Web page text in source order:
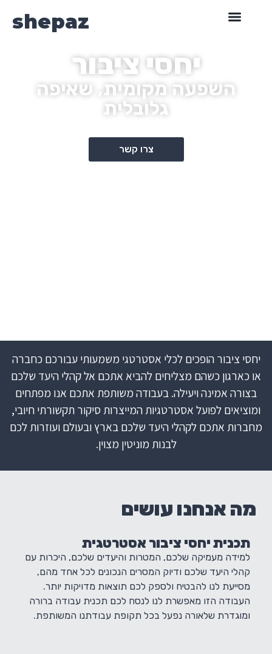
shepaz
יחסי ציבור
השפעה מקומית, שאיפה
גלובלית
צרו קשר
יחסי ציבור הופכים לכלי אסטרטגי משמעותי עבורכם כחברה
או כארגון כשהם מצליחים להביא אתכם אל קהלי היעד שלכם
בצורה אמינה ויעילה. בעבודה משותפת אתכם אנו מפתחים
ומוציאים לפועל אסטרטגיות המייצרות סיקור תקשורתי חיובי,
מחברות אתכם לקהלי היעד שלכם בארץ ובעולם ועוזרות לכם
לבנות מוניטין מצוין.
מה אנחנו עושים
תכנית יחסי ציבור אסטרטגית
למידה מעמיקה שלכם, המטרות והיעדים שלכם, היכרות עם
קהלי היעד שלכם ודיוק המסרים הנכונים לכל אחד מהם,
מסייעת לנו להבטיח ולספק לכם תוצאות מדויקות יותר.
העבודה הזו מאפשרת לנו לנסח לכם תכנית עבודה ברורה
ומוגדרת שלאורה נפעל בכל תקופת עבודתנו המשותפת.